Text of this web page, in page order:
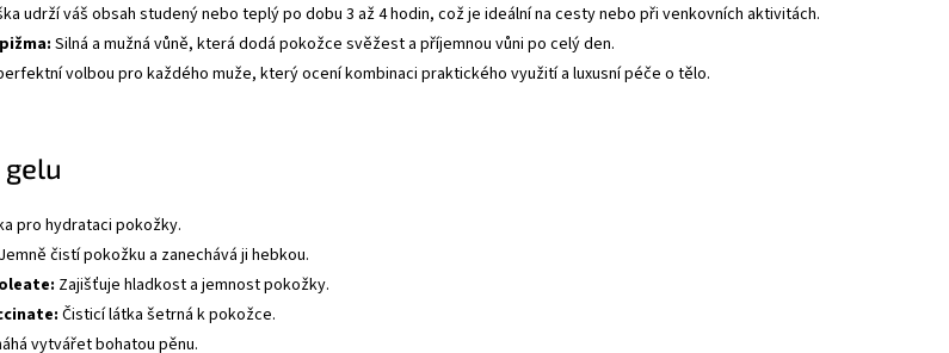
udrží váš obsah studený nebo teplý po dobu 3 až 4 hodin, což je ideální na cesty nebo při venkovních aktivitách.
Silná a mužná vůně, která dodá pokožce svěžest a příjemnou vůni po celý den.
volbou pro každého muže, který ocení kombinaci praktického využití a luxusní péče o tělo.
pro hydrataci pokožky.
Jemně čistí pokožku a zanechává ji hebkou.
Zajišťuje hladkost a jemnost pokožky.
Čisticí látka šetrná k pokožce.
vytvářet bohatou pěnu.